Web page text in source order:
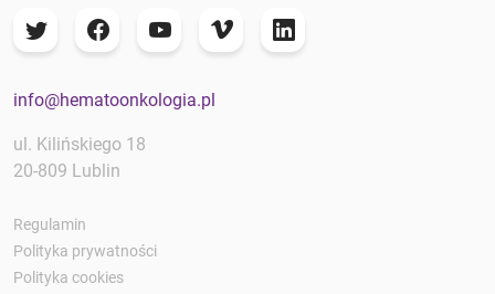
info@hematoonkologia.pl
ul. Kilińskiego 18
20-809 Lublin
Regulamin
Polityka prywatności
Polityka cookies